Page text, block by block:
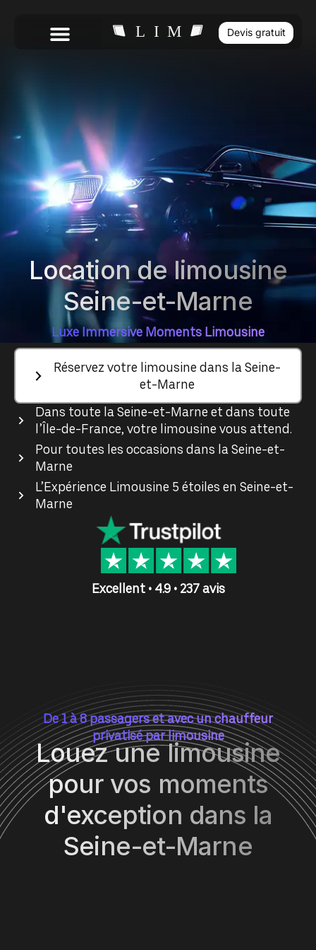
Devis gratuit
Location de limousine
Seine-et-Marne
Luxe Immersive Moments Limousine
Réservez votre limousine dans la Seine-
et-Marne
Dans toute la Seine-et-Marne et dans toute
l’Île-de-France, votre limousine vous attend.
Pour toutes les occasions dans la Seine-et-
Marne
L’Expérience Limousine 5 étoiles en Seine-et-
Marne
Excellent • 4.9 • 237 avis
De 1 à 8 passagers et avec un chauffeur
privatisé par limousine
Louez une limousine
pour vos moments
d'exception dans la
Seine-et-Marne